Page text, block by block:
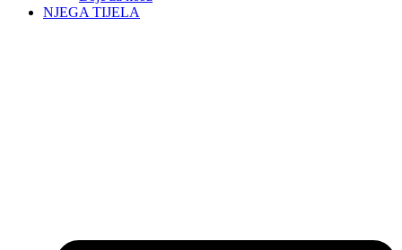
NJEGA TIJELA